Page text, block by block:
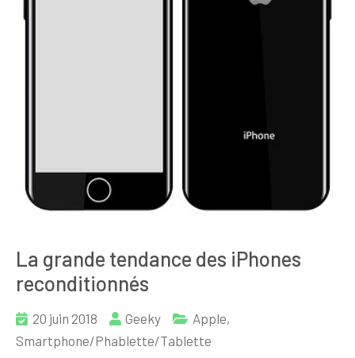
La grande tendance des iPhones
reconditionnés
20 juin 2018 Geeky Apple,
Smartphone/Phablette/Tablette